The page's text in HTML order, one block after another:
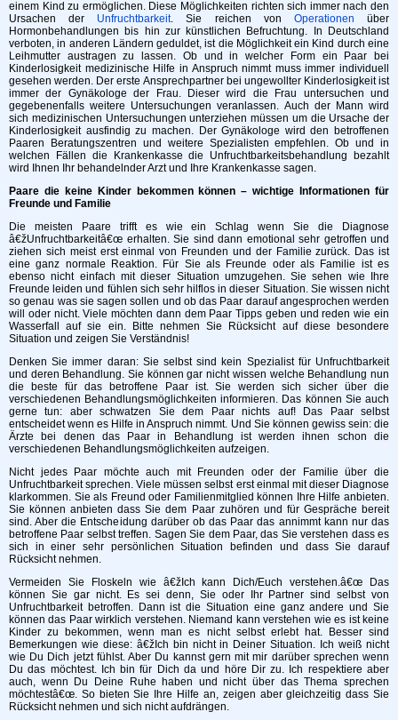
einem Kind zu ermöglichen. Diese Möglichkeiten richten sich immer nach den
Ursachen der Unfruchtbarkeit. Sie reichen von Operationen über
Hormonbehandlungen bis hin zur künstlichen Befruchtung. In Deutschland
verboten, in anderen Ländern geduldet, ist die Möglichkeit ein Kind durch eine
Leihmutter austragen zu lassen. Ob und in welcher Form ein Paar bei
Kinderlosigkeit medizinische Hilfe in Anspruch nimmt muss immer individuell
gesehen werden. Der erste Ansprechpartner bei ungewollter Kinderlosigkeit ist
immer der Gynäkologe der Frau. Dieser wird die Frau untersuchen und
gegebenenfalls weitere Untersuchungen veranlassen. Auch der Mann wird
sich medizinischen Untersuchungen unterziehen müssen um die Ursache der
Kinderlosigkeit ausfindig zu machen. Der Gynäkologe wird den betroffenen
Paaren Beratungszentren und weitere Spezialisten empfehlen. Ob und in
welchen Fällen die Krankenkasse die Unfruchtbarkeitsbehandlung bezahlt
wird Ihnen Ihr behandelnder Arzt und Ihre Krankenkasse sagen.
Paare die keine Kinder bekommen können – wichtige Informationen für
Freunde und Familie
Die meisten Paare trifft es wie ein Schlag wenn Sie die Diagnose
â€žUnfruchtbarkeitâ€œ erhalten. Sie sind dann emotional sehr getroffen und
ziehen sich meist erst einmal von Freunden und der Familie zurück. Das ist
eine ganz normale Reaktion. Für Sie als Freunde oder als Familie ist es
ebenso nicht einfach mit dieser Situation umzugehen. Sie sehen wie Ihre
Freunde leiden und fühlen sich sehr hilflos in dieser Situation. Sie wissen nicht
so genau was sie sagen sollen und ob das Paar darauf angesprochen werden
will oder nicht. Viele möchten dann dem Paar Tipps geben und reden wie ein
Wasserfall auf sie ein. Bitte nehmen Sie Rücksicht auf diese besondere
Situation und zeigen Sie Verständnis!
Denken Sie immer daran: Sie selbst sind kein Spezialist für Unfruchtbarkeit
und deren Behandlung. Sie können gar nicht wissen welche Behandlung nun
die beste für das betroffene Paar ist. Sie werden sich sicher über die
verschiedenen Behandlungsmöglichkeiten informieren. Das können Sie auch
gerne tun: aber schwatzen Sie dem Paar nichts auf! Das Paar selbst
entscheidet wenn es Hilfe in Anspruch nimmt. Und Sie können gewiss sein: die
Ärzte bei denen das Paar in Behandlung ist werden ihnen schon die
verschiedenen Behandlungsmöglichkeiten aufzeigen.
Nicht jedes Paar möchte auch mit Freunden oder der Familie über die
Unfruchtbarkeit sprechen. Viele müssen selbst erst einmal mit dieser Diagnose
klarkommen. Sie als Freund oder Familienmitglied können Ihre Hilfe anbieten.
Sie können anbieten dass Sie dem Paar zuhören und für Gespräche bereit
sind. Aber die Entscheidung darüber ob das Paar das annimmt kann nur das
betroffene Paar selbst treffen. Sagen Sie dem Paar, das Sie verstehen dass es
sich in einer sehr persönlichen Situation befinden und dass Sie darauf
Rücksicht nehmen.
Vermeiden Sie Floskeln wie â€žIch kann Dich/Euch verstehen.â€œ Das
können Sie gar nicht. Es sei denn, Sie oder Ihr Partner sind selbst von
Unfruchtbarkeit betroffen. Dann ist die Situation eine ganz andere und Sie
können das Paar wirklich verstehen. Niemand kann verstehen wie es ist keine
Kinder zu bekommen, wenn man es nicht selbst erlebt hat. Besser sind
Bemerkungen wie diese: â€žIch bin nicht in Deiner Situation. Ich weiß nicht
wie Du Dich jetzt fühlst. Aber Du kannst gern mit mir darüber sprechen wenn
Du das möchtest. Ich bin für Dich da und höre Dir zu. Ich respektiere aber
auch, wenn Du Deine Ruhe haben und nicht über das Thema sprechen
möchtestâ€œ. So bieten Sie Ihre Hilfe an, zeigen aber gleichzeitig dass Sie
Rücksicht nehmen und sich nicht aufdrängen.